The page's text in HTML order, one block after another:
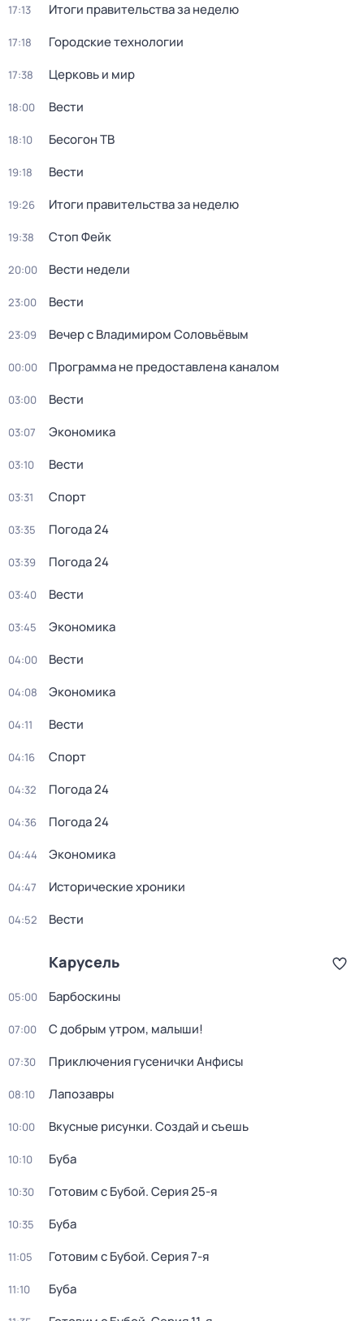
17:13 Итоги правительства за неделю
17:18 Городские технологии
17:38 Церковь и мир
18:00 Вести
18:10 Бесогон ТВ
19:18 Вести
19:26 Итоги правительства за неделю
19:38 Стоп Фейк
20:00 Вести недели
23:00 Вести
23:09 Вечер с Владимиром Соловьёвым
00:00 Программа не предоставлена каналом
03:00 Вести
03:07 Экономика
03:10 Вести
03:31 Спорт
03:35 Погода 24
03:39 Погода 24
03:40 Вести
03:45 Экономика
04:00 Вести
04:08 Экономика
04:11 Вести
04:16 Спорт
04:32 Погода 24
04:36 Погода 24
04:44 Экономика
04:47 Исторические хроники
04:52 Вести
Карусель
05:00 Барбоскины
07:00 С добрым утром, малыши!
07:30 Приключения гусенички Анфисы
08:10 Лапозавры
10:00 Вкусные рисунки. Создай и съешь
10:10 Буба
10:30 Готовим с Бубой. Серия 25-я
10:35 Буба
11:05 Готовим с Бубой. Серия 7-я
11:10 Буба